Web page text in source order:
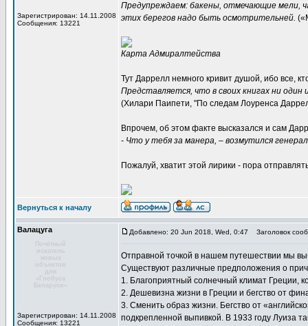
Зарегистрирован: 14.11.2008
Сообщения: 13221
Предупреждаем: бакены, отмечающие мели,
этих берегов надо быть осмотрительней.
Карта Адмиралтейства
Тут Даррелл немного кривит душой, ибо все,
Представляется, что в своих книгах ни
(Хилари Паипети, "По следам Лоуренса
Впрочем, об этом факте высказался и сам
- Что у тебя за манера, – возмутился
Пожалуй, хватит этой лирики - пора
Вернуться к началу
Валацуга
Почётный
искатель
новых
объектов
для
«Глобуса
Беларуси»
Зарегистрирован: 14.11.2008
Сообщения: 13221
Добавлено: 20 Jun 2018, Wed, 0:47 Заголовок
Отправной точкой в нашем путешествии мы
Существуют различные предположения о
1. Благоприятный солнечный климат Греции,
2. Дешевизна жизни в Греции и бегство от
3. Сменить образ жизни. Бегство от
подкрепленной выпивкой. В 1933 году Луиза